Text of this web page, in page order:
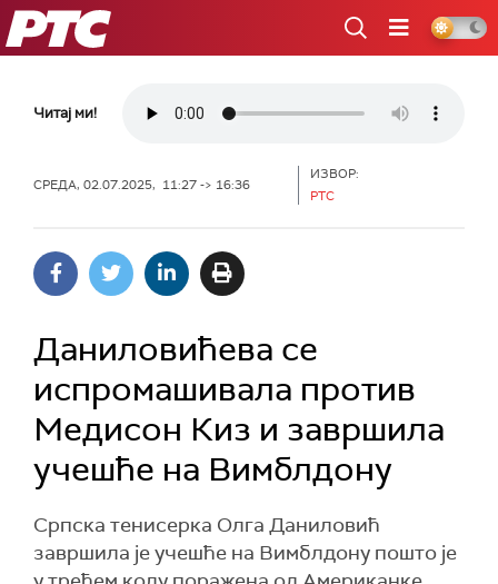
РТС
Читај ми!
СРЕДА, 02.07.2025, 11:27 -> 16:36
ИЗВОР:
РТС
Даниловићева се
испромашивала против
Медисон Киз и завршила
учешће на Вимблдону
Српска тенисерка Олга Даниловић
завршила је учешће на Вимблдону пошто је